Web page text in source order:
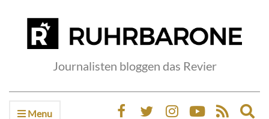
Journalisten bloggen das Revier
Menu